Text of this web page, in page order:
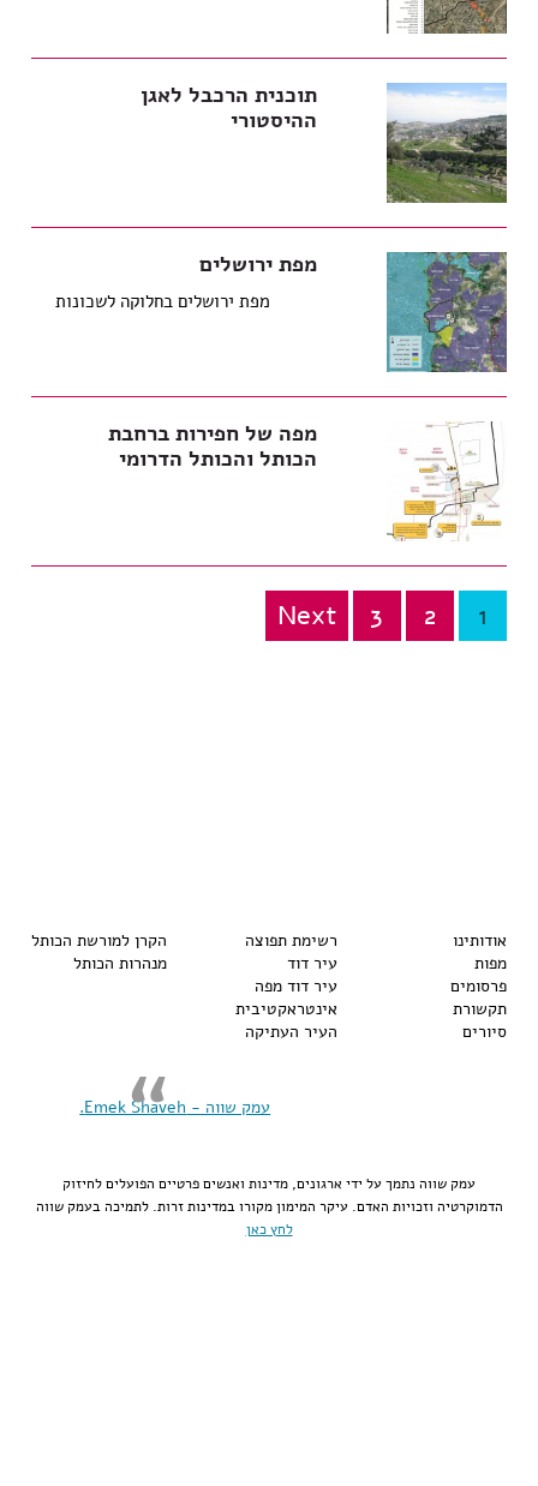
תוכנית הרכבל לאגן
ההיסטורי
מפת ירושלים
מפת ירושלים בחלוקה לשכונות
מפה של חפירות ברחבת
הכותל והכותל הדרומי
Posts
pagination
1
2
3
Next
אודותינו
מפות
פרסומים
תקשורת
סיורים
רשימת תפוצה
עיר דוד
עיר דוד מפה
אינטראקטיבית
העיר העתיקה
הקרן למורשת הכותל
מנהרות הכותל
‏עמק שווה - Emek Shaveh‏.
עמק שווה נתמך על ידי ארגונים, מדינות ואנשים פרטיים הפועלים לחיזוק
הדמוקרטיה וזכויות האדם. עיקר המימון מקורו במדינות זרות. לתמיכה בעמק שווה
לחץ כאן